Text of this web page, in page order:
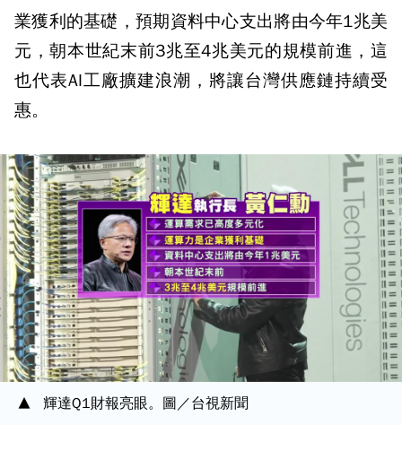
業獲利的基礎，預期資料中心支出將由今年1兆美
元，朝本世紀末前3兆至4兆美元的規模前進，這
也代表AI工廠擴建浪潮，將讓台灣供應鏈持續受
惠。
輝達Q1財報亮眼。圖／台視新聞